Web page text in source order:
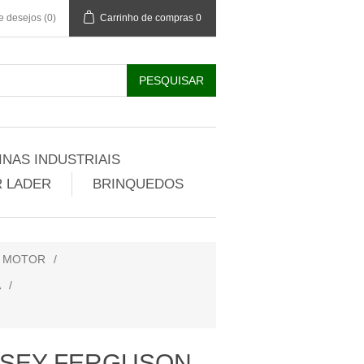
desejos (0) Carrinho de compras 0
INDUSTRIAIS
LADER
BRINQUEDOS
/
/